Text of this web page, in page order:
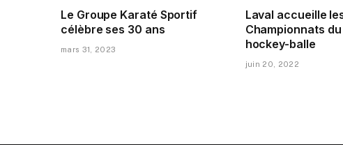
Le Groupe Karaté Sportif
célèbre ses 30 ans
mars 31, 2023
Laval accueille
Championnats
hockey-balle
juin 20, 2022